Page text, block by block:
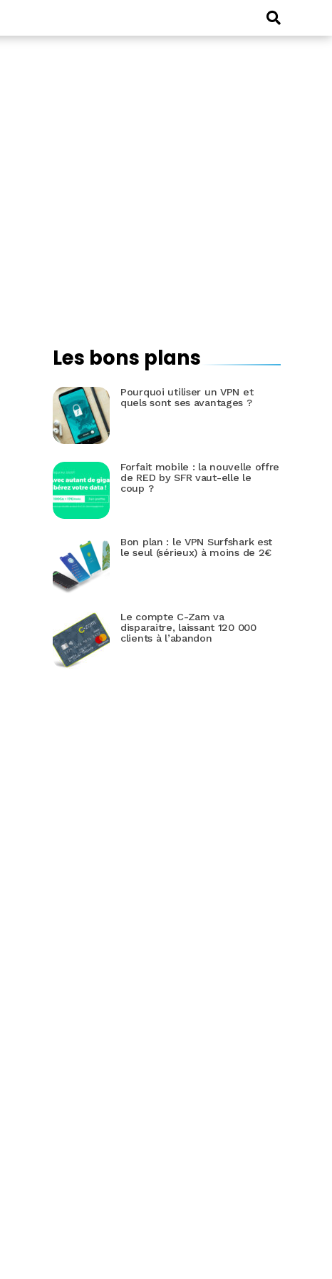
Les bons plans
Pourquoi utiliser un VPN et
quels sont ses avantages ?
Forfait mobile : la nouvelle offre
de RED by SFR vaut-elle le
coup ?
Bon plan : le VPN Surfshark est
le seul (sérieux) à moins de 2€
Le compte C-Zam va
disparaitre, laissant 120 000
clients à l’abandon